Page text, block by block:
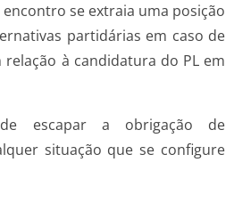
se extraia uma posição
partidárias em caso de
à candidatura do PL em
escapar a obrigação de
situação que se configure